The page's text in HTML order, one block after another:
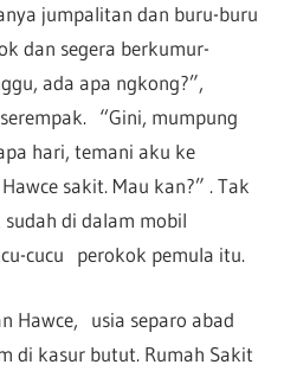
jumpalitan dan buru-buru
dan segera berkumur-
ada apa ngkong?”,
“Gini, mumpung
hari, temani aku ke
sakit. Mau kan?” . Tak
di dalam mobil
cucu perokok pemula itu.
Hawce, usia separo abad
di kasur butut. Rumah Sakit